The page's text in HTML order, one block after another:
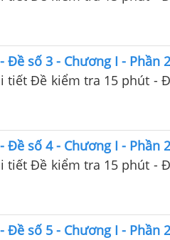
số 3 - Chương I - Phần
tiết Đề kiểm tra 15 phút -
số 4 - Chương I - Phần
tiết Đề kiểm tra 15 phút -
số 5 - Chương I - Phần